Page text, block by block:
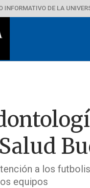
INFORMATIVO DE LA
a los
equipos